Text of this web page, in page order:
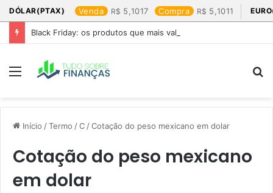
DÓLAR(PTAX) Venda 5,1017 Compra 5,1011
Black Friday: os produtos que mais valem a pena
Menu
Início /Termo /C /Cotação do peso mexicano em dolar​
Cotação do peso mexicano
em dolar​